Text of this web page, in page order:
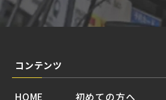
コンテンツ
HOME
初めての方へ